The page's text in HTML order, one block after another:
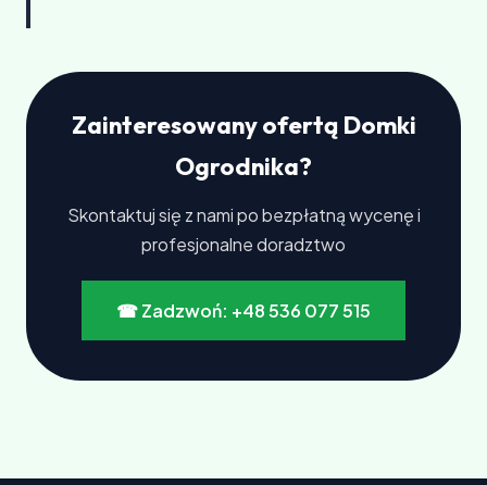
Zainteresowany ofertą Domki
Ogrodnika?
Skontaktuj się z nami po bezpłatną wycenę i
profesjonalne doradztwo
☎ Zadzwoń: +48 536 077 515